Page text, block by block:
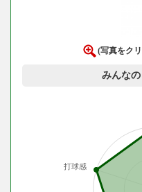
(写真をク
みんな
打球感